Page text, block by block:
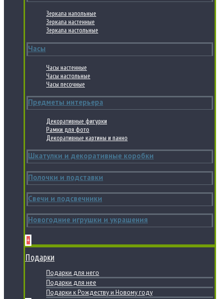
Зеркала напольные
Зеркала настенные
Зеркала настольные
Часы
Часы настенные
Часы настольные
Часы песочные
Предметы интерьера
Декоративные фигурки
Рамки для фото
Декоративные картины и панно
Шкатулки и декоративные коробки
Полочки и подставки
Свечи и подсвечники
Новогодние игрушки и украшения
+
Подарки
Подарки для него
Подарки для нее
Подарки к Рождеству и Новому году